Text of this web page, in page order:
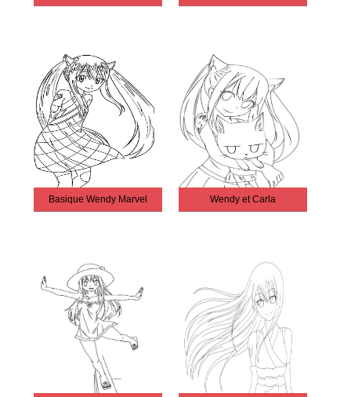
Basique Wendy Marvel Wendy et Carla